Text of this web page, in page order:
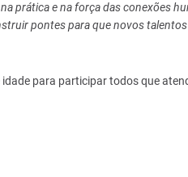
prática e na força das conexões
pontes para que novos
para participar todos que